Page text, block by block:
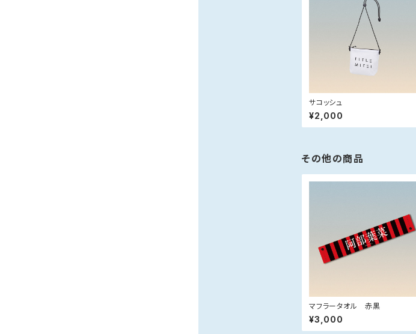
サコッシュ
¥2,000
その他の商品
マフラータオル 赤黒
¥3,000